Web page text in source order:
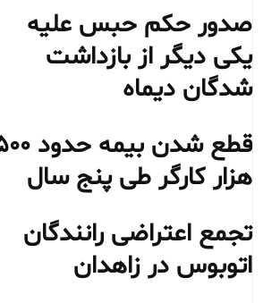
صدور حکم حبس علیه
یکی دیگر از بازداشت
شدگان دیماه
قطع شدن بیمه
هزار کارگر طی پنج سال
تجمع اعتراضی رانندگان
اتوبوس در زاهدان